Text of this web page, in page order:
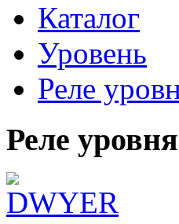
Каталог
Уровень
Реле
Реле